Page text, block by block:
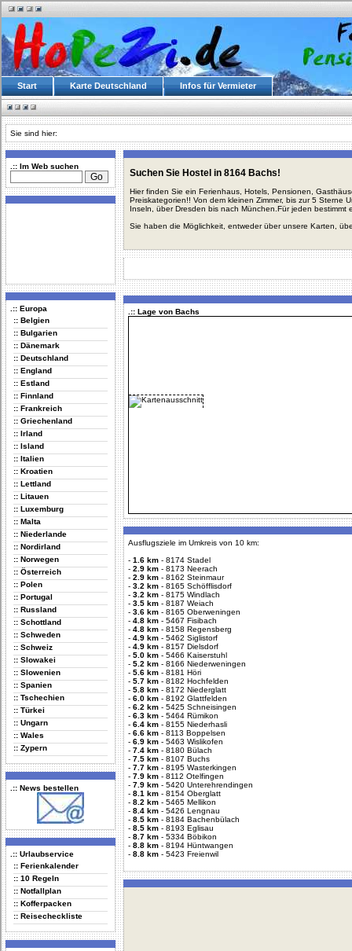
Start Karte Deutschland Infos für Vermieter
Sie sind hier:
.:: Im Web suchen
.:: Europa
:: Belgien
:: Bulgarien
:: Dänemark
:: Deutschland
:: England
:: Estland
:: Finnland
:: Frankreich
:: Griechenland
:: Irland
:: Island
:: Italien
:: Kroatien
:: Lettland
:: Litauen
:: Luxemburg
:: Malta
:: Niederlande
:: Nordirland
:: Norwegen
:: Österreich
:: Polen
:: Portugal
:: Russland
:: Schottland
:: Schweden
:: Schweiz
:: Slowakei
:: Slowenien
:: Spanien
:: Tschechien
:: Türkei
:: Ungarn
:: Wales
:: Zypern
.:: News bestellen
.:: Urlaubservice
:: Ferienkalender
:: 10 Regeln
:: Notfallplan
:: Kofferpacken
:: Reisecheckliste
Suchen Sie Hostel in 8164 Bachs!
Hier finden Sie ein Ferienhaus, Hotels, Pensionen,
Preiskategorien!! Von dem kleinen Zimmer, bis zur 5 Sterne
Inseln, über Dresden bis nach München.Für jeden bestimmt
Sie haben die Möglichkeit, entweder über unsere Karten,
.:: Lage von Bachs
Ausflugsziele im Umkreis von 10 km:
- 1.6 km - 8174 Stadel
- 2.9 km - 8173 Neerach
- 2.9 km - 8162 Steinmaur
- 3.2 km - 8165 Schöfflisdorf
- 3.2 km - 8175 Windlach
- 3.5 km - 8187 Weiach
- 3.6 km - 8165 Oberweningen
- 4.8 km - 5467 Fisibach
- 4.8 km - 8158 Regensberg
- 4.9 km - 5462 Siglistorf
- 4.9 km - 8157 Dielsdorf
- 5.0 km - 5466 Kaiserstuhl
- 5.2 km - 8166 Niederweningen
- 5.6 km - 8181 Höri
- 5.7 km - 8182 Hochfelden
- 5.8 km - 8172 Niederglatt
- 6.0 km - 8192 Glattfelden
- 6.2 km - 5425 Schneisingen
- 6.3 km - 5464 Rümikon
- 6.4 km - 8155 Niederhasli
- 6.6 km - 8113 Boppelsen
- 6.9 km - 5463 Wislikofen
- 7.4 km - 8180 Bülach
- 7.5 km - 8107 Buchs
- 7.7 km - 8195 Wasterkingen
- 7.9 km - 8112 Otelfingen
- 7.9 km - 5420 Unterehrendingen
- 8.1 km - 8154 Oberglatt
- 8.2 km - 5465 Mellikon
- 8.4 km - 5426 Lengnau
- 8.5 km - 8184 Bachenbülach
- 8.5 km - 8193 Eglisau
- 8.7 km - 5334 Böbikon
- 8.8 km - 8194 Hüntwangen
- 8.8 km - 5423 Freienwil